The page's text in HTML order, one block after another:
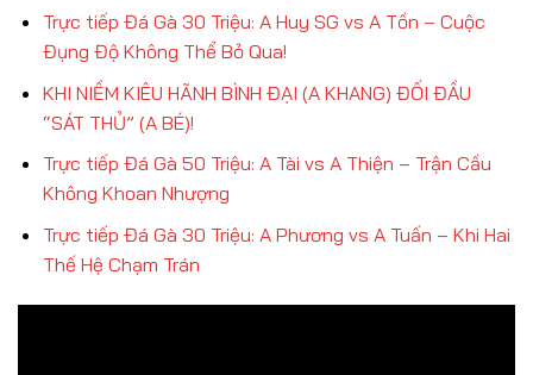
Trực tiếp Đá Gà 30 Triệu: A Huy SG vs A Tồn – Cuộc
Đụng Độ Không Thể Bỏ Qua!
KHI NIỀM KIÊU HÃNH BÌNH ĐẠI (A KHANG) ĐỐI ĐẦU
“SÁT THỦ” (A BÉ)!
Trực tiếp Đá Gà 50 Triệu: A Tài vs A Thiện – Trận Cầu
Không Khoan Nhượng
Trực tiếp Đá Gà 30 Triệu: A Phương vs A Tuấn – Khi Hai
Thế Hệ Chạm Trán